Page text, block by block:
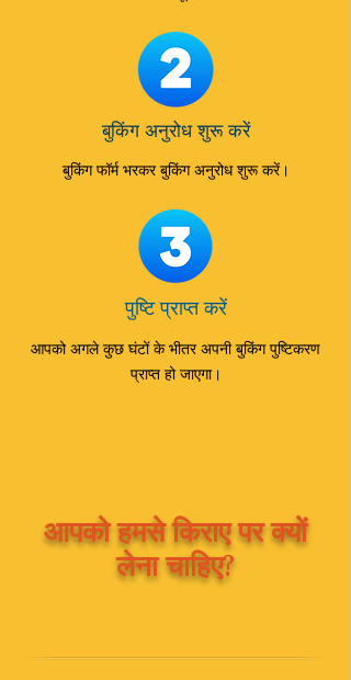
बुकिंग अनुरोध शुरू करें
बुकिंग फॉर्म भरकर बुकिंग अनुरोध शुरू करें।
पुष्टि प्राप्त करें
आपको अगले कुछ घंटों के भीतर अपनी बुकिंग पुष्टिकरण
प्राप्त हो जाएगा।
आपको हमसे किराए पर क्यों
लेना चाहिए?